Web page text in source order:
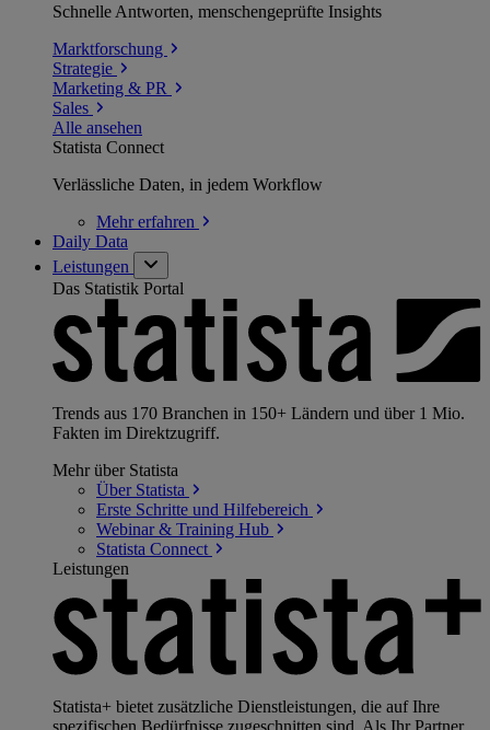
Schnelle Antworten, menschengeprüfte Insights
Marktforschung
Strategie
Marketing & PR
Sales
Alle ansehen
Statista Connect
Verlässliche Daten, in jedem Workflow
Mehrerfahren
Daily Data
Leistungen
Das Statistik Portal
Trends aus 170 Branchen in 150+ Ländern und über 1 Mio.
Fakten im Direktzugriff.
Mehr über Statista
Über Statista
Erste Schritte und Hilfebereich
Webinar & Training Hub
Statista Connect
Leistungen
Statista+ bietet zusätzliche Dienstleistungen, die auf Ihre
spezifischen Bedürfnisse zugeschnitten sind. Als Ihr Partner